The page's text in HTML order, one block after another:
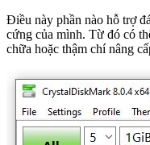
Điều này phần nào hỗ trợ
cứng của mình. Từ đó có
chữa hoặc thậm chí nâng